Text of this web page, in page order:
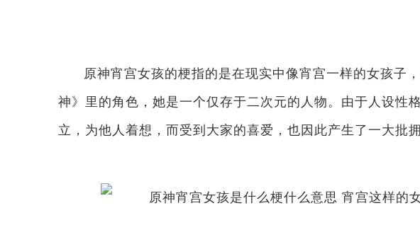
原神宵宫女孩的梗指的是在现实中像宵宫一样的女孩子
神》里的角色，她是一个仅存于二次元的人物。由于人设性
立，为他人着想，而受到大家的喜爱，也因此产生了一大批拥